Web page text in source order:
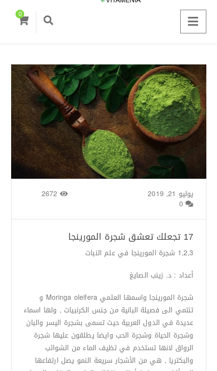
0
من طرف يوليو 21, 2019
0
17 تجعلك تعشق شجرة المورينجا
1,2,3 شجرة المورينجا في علم النبات
أعداد : د. زينب الصايغ
شجرة المورينجا واسمها العلمي Moringa oleifera و
تنتمي الى فصيلة البانية من جنس الكرنبيات , ولها اسماء
عديدة في الدول العربية حيث تسمى بشجرة اليسر والبان
وشجرة الحياة وشجرة الحب وايضا يطلقون عليها شجرة
الرواق لانها تستخدم في تظيف الماء من الشوائب
والبكتريا , هي من الأشجار سريعة النمو يصل ارتفاعها